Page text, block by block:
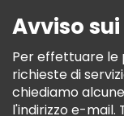
Termini E
Informativa Sui
Freetour Premi
Programma Di
Avviso
Per effettuare le
richieste di
chiediamo
l'indirizzo e-mail.